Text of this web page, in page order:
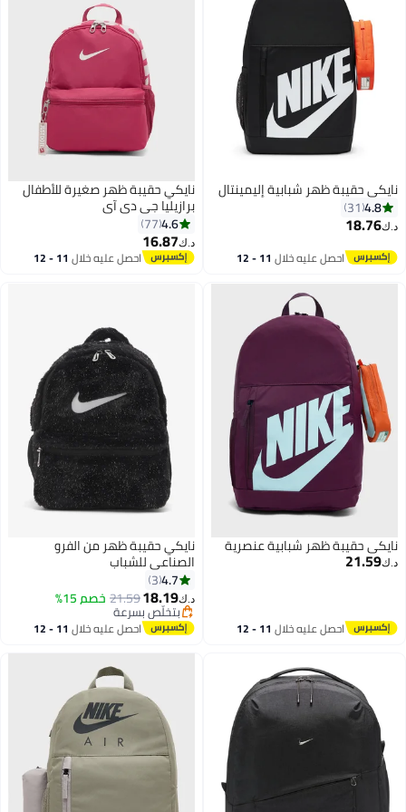
7
نايكي حقيبة ظهر شبابية إليمينتال
4.8
31
د.ك‏18.76
احصل عليه خلال 11 - 12
نايكي حقيبة ظهر صغيرة للأطفال
برازيليا جي دي آي
4.6
77
د.ك‏16.87
احصل عليه خلال 11 - 12
نايكي حقيبة ظهر شبابية عنصرية
د.ك‏21.59
احصل عليه خلال 11 - 12
نايكي حقيبة ظهر من الفرو
الصناعي للشباب
4.7
3
د.ك‏18.19
21.59خصم 15%
بتخلّص بسرعة
بتخلّص بسرعةاحصل عليه خلال 11 - 12